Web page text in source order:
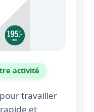
activité
travailler
et